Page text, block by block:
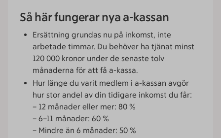
Så här fungerar nya a-kassan
Ersättning grundas nu på inkomst, inte
arbetade timmar. Du behöver ha tjänat minst
120 000 kronor under de senaste tolv
månaderna för att få a-kassa.
Hur länge du varit medlem i a-kassan avgör
hur stor andel av din tidigare inkomst du får:
– 12 månader eller mer: 80 %
– 6–11 månader: 60 %
– Mindre än 6 månader: 50 %